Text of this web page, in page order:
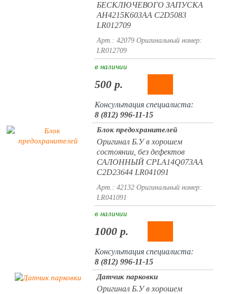
БЕСКЛЮЧЕВОГО ЗАПУСКА
AH4215K603AA C2D5083
LR012709
Арт.: 42079 Оригинальный номер:
LR012709
в наличии
500 р.
Консультация специалиста:
8 (812) 996-11-15
Блок предохранителей
Оригинал Б.У в хорошем
состоянии, без дефектов
САЛОННЫЙ CPLA14Q073AA
C2D23644 LR041091
Арт.: 42132 Оригинальный номер:
LR041091
в наличии
1000 р.
Консультация специалиста:
8 (812) 996-11-15
Датчик парковки
Оригинал Б.У в хорошем